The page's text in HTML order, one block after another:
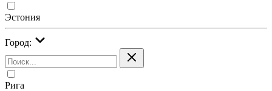
Эстония
Город:
Рига